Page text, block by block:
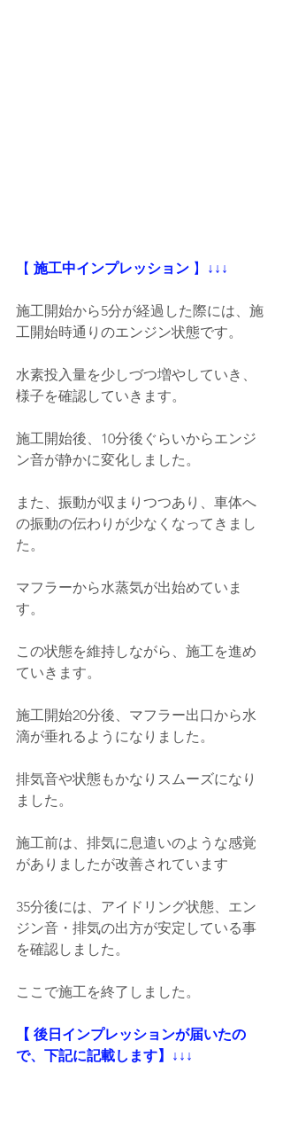
【 施工中インプレッション 】 ↓↓↓
施工開始から5分が経過した際には、施
工開始時通りのエンジン状態です。
水素投入量を少しづつ増やしていき、
様子を確認していきます。
施工開始後、10分後ぐらいからエンジ
ン音が静かに変化しました。
また、振動が収まりつつあり、車体へ
の振動の伝わりが少なくなってきまし
た。
マフラーから水蒸気が出始めていま
す。
この状態を維持しながら、施工を進め
ていきます。
施工開始20分後、マフラー出口から水
滴が垂れるようになりました。
排気音や状態もかなりスムーズになり
ました。
施工前は、排気に息遣いのような感覚
がありましたが改善されています
35分後には、アイドリング状態、エン
ジン音・排気の出方が安定している事
を確認しました。
ここで施工を終了しました。
【 後日インプレッションが届いたの
で、下記に記載します】↓↓↓